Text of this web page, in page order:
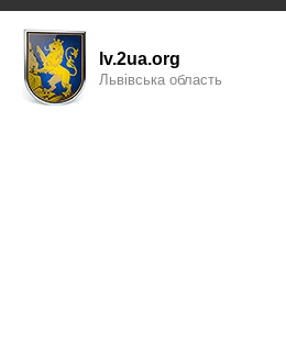
lv.2ua.org
Львівська область